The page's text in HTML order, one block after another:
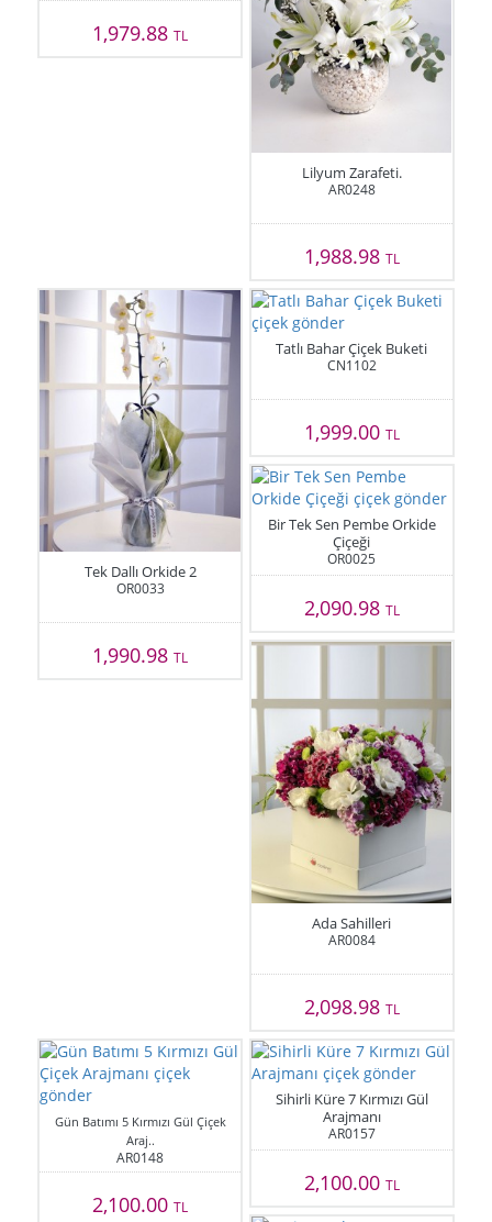
1,979.88TL
Lilyum Zarafeti.
AR0248
1,988.98 TL
Tek Dallı Orkide 2
OR0033
1,990.98TL
Tatlı Bahar Çiçek Buketi
CN1102
1,999.00 TL
Bir Tek Sen Pembe Orkide
Çiçeği
OR0025
2,090.98 TL
Ada Sahilleri
AR0084
2,098.98 TL
Gün Batımı 5 Kırmızı Gül Çiçek
Araj..
AR0148
2,100.00TL
Sihirli Küre 7 Kırmızı Gül
Arajmanı
AR0157
2,100.00 TL